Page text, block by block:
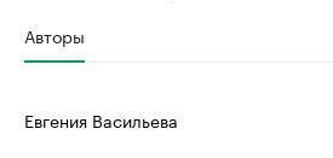
Авторы
Евгения Васильева